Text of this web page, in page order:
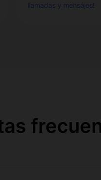
llamadas y mensajes!